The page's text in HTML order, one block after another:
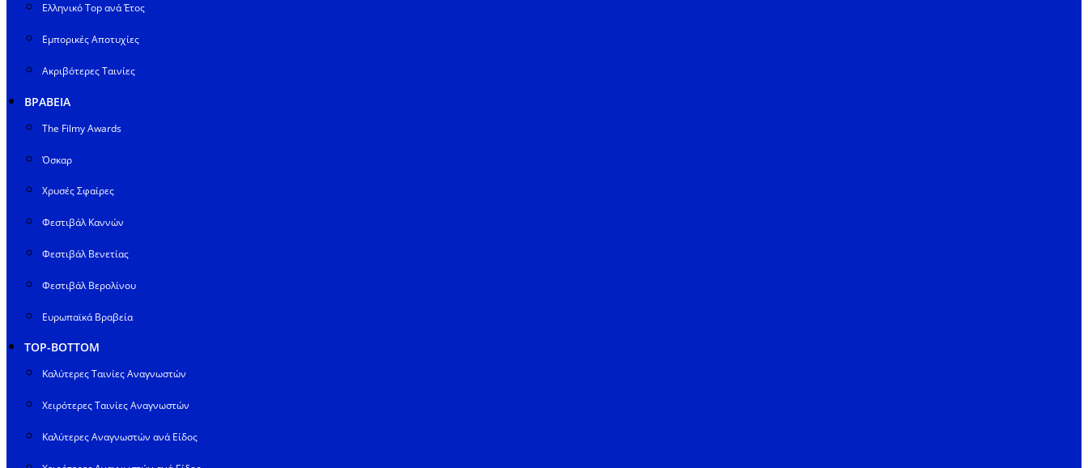
Ελληνικό Top ανά Έτος
Εμπορικές Αποτυχίες
Ακριβότερες Ταινίες
ΒΡΑΒΕΙΑ
The Filmy Awards
Όσκαρ
Χρυσές Σφαίρες
Φεστιβάλ Καννών
Φεστιβάλ Βενετίας
Φεστιβάλ Βερολίνου
Ευρωπαϊκά Βραβεία
TOP-BOTTOM
Καλύτερες Ταινίες Αναγνωστών
Χειρότερες Ταινίες Αναγνωστών
Καλύτερες Αναγνωστών ανά Είδος